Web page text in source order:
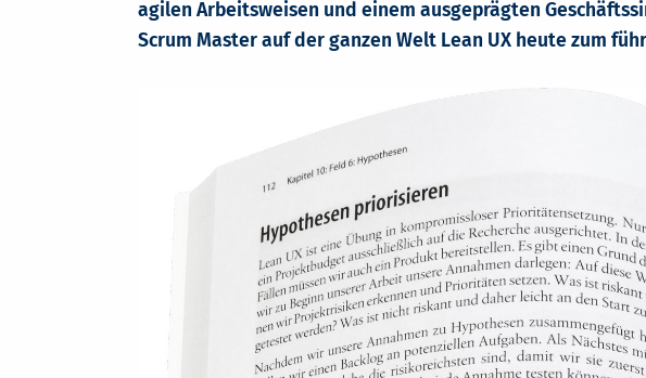
agilen Arbeitsweisen und einem ausgeprägten
Scrum Master auf der ganzen Welt Lean UX heute zum